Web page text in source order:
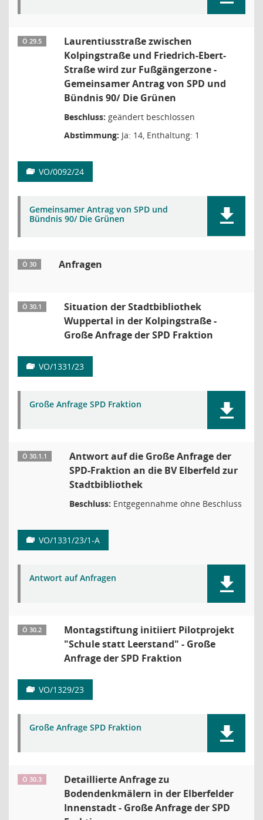
Ö 29.5
Laurentiusstraße zwischen
Kolpingstraße und Friedrich-Ebert-
Straße wird zur Fußgängerzone -
Gemeinsamer Antrag von SPD und
Bündnis 90/ Die Grünen
Beschluss: geändert beschlossen
Abstimmung: Ja: 14, Enthaltung: 1
VO/0092/24
Gemeinsamer Antrag von SPD und
Bündnis 90/ Die Grünen
Ö 30 Anfragen
Ö 30.1
Situation der Stadtbibliothek
Wuppertal in der Kolpingstraße -
Große Anfrage der SPD Fraktion
VO/1331/23
Große Anfrage SPD Fraktion
Ö 30.1.1
Antwort auf die Große Anfrage der
SPD-Fraktion an die BV Elberfeld zur
Stadtbibliothek
Beschluss: Entgegennahme ohne Beschluss
VO/1331/23/1-A
Antwort auf Anfragen
Ö 30.2
Montagstiftung initiiert Pilotprojekt
"Schule statt Leerstand" - Große
Anfrage der SPD Fraktion
VO/1329/23
Große Anfrage SPD Fraktion
Ö 30.3
Detaillierte Anfrage zu
Bodendenkmälern in der Elberfelder
Innenstadt - Große Anfrage der SPD